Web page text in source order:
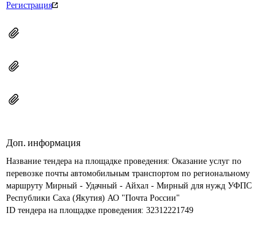
Регистрация
Доп. информация
Название тендера на площадке проведения: Оказание услуг по
перевозке почты автомобильным транспортом по региональному
маршруту Мирный - Удачный - Айхал - Мирный для нужд УФПС
Республики Саха (Якутия) АО "Почта России"
ID тендера на площадке проведения: 32312221749